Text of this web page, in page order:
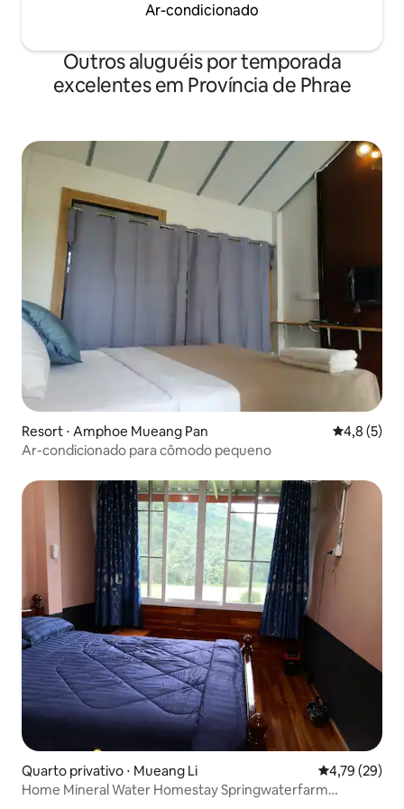
Ar-condicionado
Outros aluguéis por temporada
excelentes em Província de Phrae
Resort ⋅ Amphoe Mueang Pan 4,8 de
4,8 (5)
Ar-condicionado para cômodo pequeno
Quarto privativo ⋅ Mueang Li 4,79 de uma
4,79 (29)
Home Mineral Water Homestay Springwaterfarm